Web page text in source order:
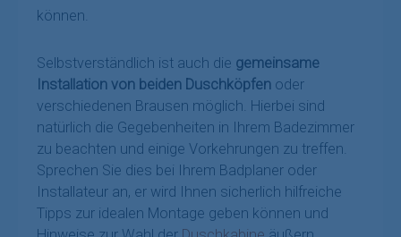
können.
Selbstverständlich ist auch die gemeinsame
Installation von beiden Duschköpfen oder
verschiedenen Brausen möglich. Hierbei sind
natürlich die Gegebenheiten in Ihrem Badezimmer
zu beachten und einige Vorkehrungen zu treffen.
Sprechen Sie dies bei Ihrem Badplaner oder
Installateur an, er wird Ihnen sicherlich hilfreiche
Tipps zur idealen Montage geben können und